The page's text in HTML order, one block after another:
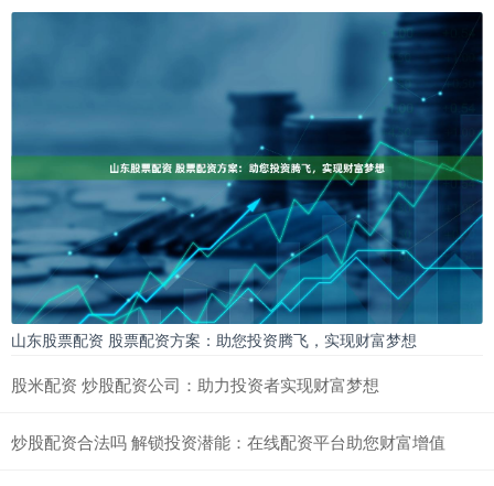
山东股票配资 股票配资方案：助您投资腾飞，实现财富梦想
股米配资 炒股配资公司：助力投资者实现财富梦想
炒股配资合法吗 解锁投资潜能：在线配资平台助您财富增值